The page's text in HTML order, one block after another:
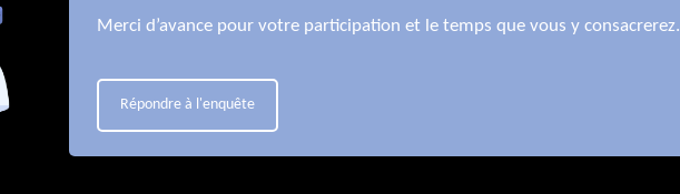
Merci d’avance pour votre participation et le temps que vous y consacrerez.
Répondre à l'enquête